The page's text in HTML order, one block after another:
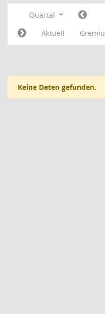
Quartal
Aktuell
Keine Daten gefunden.